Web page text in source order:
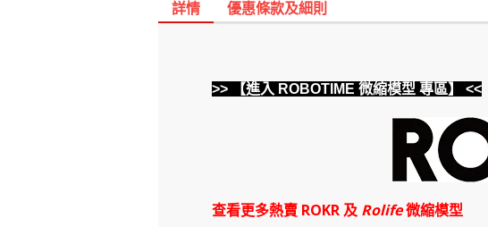
詳情 優惠條款及細則
>> 【進入 ROBOTIME 微縮模型 專區】 <<
查看更多熱賣 ROKR 及 Rolife微縮模型